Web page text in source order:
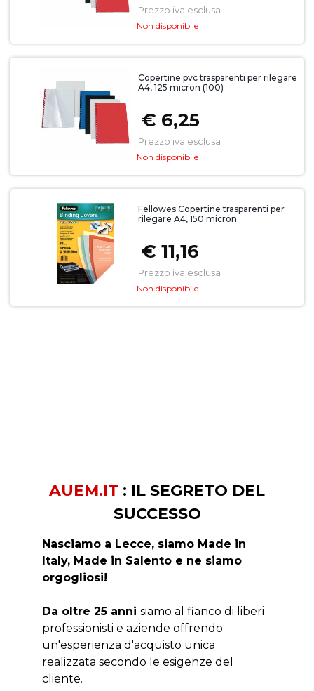
Prezzo iva esclusa
Non disponibile
Copertine pvc trasparenti per rilegare
A4, 125 micron (100)
€ 6,25
Prezzo iva esclusa
Non disponibile
Fellowes Copertine trasparenti per
rilegare A4, 150 micron
€ 11,16
Prezzo iva esclusa
Non disponibile
AUEM.IT : IL SEGRETO DEL
SUCCESSO
Nasciamo a Lecce, siamo Made in
Italy, Made in Salento e ne siamo
orgogliosi!
Da oltre 25 anni siamo al fianco di liberi
professionisti e aziende offrendo
un'esperienza d'acquisto unica
realizzata secondo le esigenze del
cliente.